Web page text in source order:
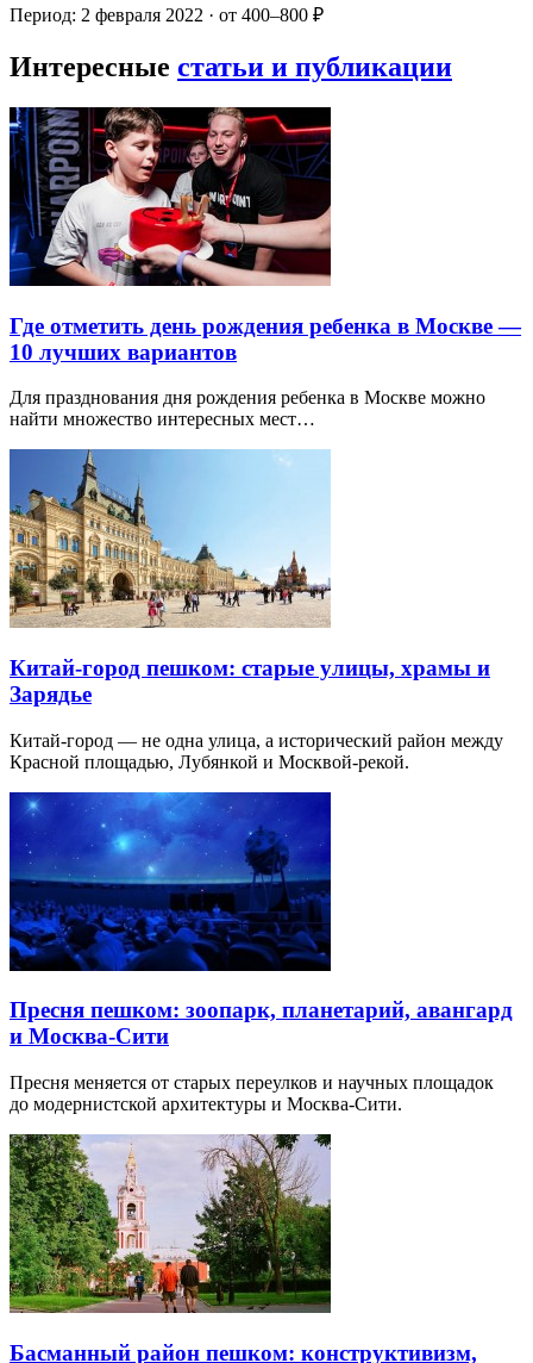
Период: 2 февраля 2022 · от 400–800 ₽
Интересные статьи и публикации
Где отметить день рождения ребенка в Москве —
10 лучших вариантов
Для празднования дня рождения ребенка в Москве можно
найти множество интересных мест…
Китай-город пешком: старые улицы, храмы и
Зарядье
Китай-город — не одна улица, а исторический район между
Красной площадью, Лубянкой и Москвой-рекой.
Пресня пешком: зоопарк, планетарий, авангард
и Москва-Сити
Пресня меняется от старых переулков и научных площадок
до модернистской архитектуры и Москва-Сити.
Басманный район пешком: конструктивизм,